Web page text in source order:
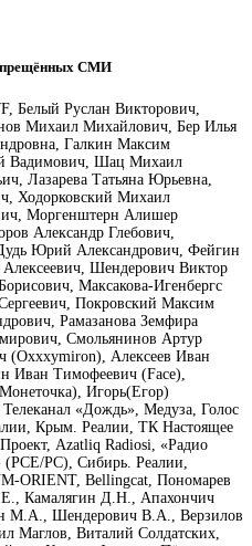
СМИ
Белый Руслан Викторович,
Михаил Михайлович, Бер Илья
Галкин Максим
Вадимович, Шац Михаил
Лазарева Татьяна Юрьевна,
Ходорковский Михаил
Моргенштерн Алишер
Александр Глебович,
Юрий Александрович, Фейгин
Шендерович Виктор
Максакова-Игенбергс
Покровский Максим
Рамазанова Земфира
Смольянинов Артур
(Oxxxymiron), Алексеев Иван
Иван Тимофеевич (Face),
Игорь(Егор)
«Дождь», Медуза, Голос
Крым. Реалии, ТК Настоящее
Azatliq Radiosi, «Радио
(PCE/PC), Сибирь. Реалии,
ORIENT, Bellingcat, Пономарев
Камалягин Д.Н., Апахончич
М.А., Шендерович В.А., Верзилов
Маглов, Виталий Солдатских,